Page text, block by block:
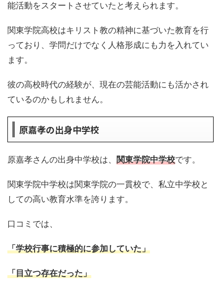
能活動をスタートさせていたと考えられます。
関東学院高校はキリスト教の精神に基づいた教育を行
っており、学問だけでなく人格形成にも力を入れてい
ます。
彼の高校時代の経験が、現在の芸能活動にも活かされ
ているのかもしれません。
原嘉孝の出身中学校
原嘉孝さんの出身中学校は、 関東学院中学校です。
関東学院中学校は関東学院の一貫校で、私立中学校と
しての高い教育水準を誇ります。
口コミでは、
「学校行事に積極的に参加していた」
「目立つ存在だった」